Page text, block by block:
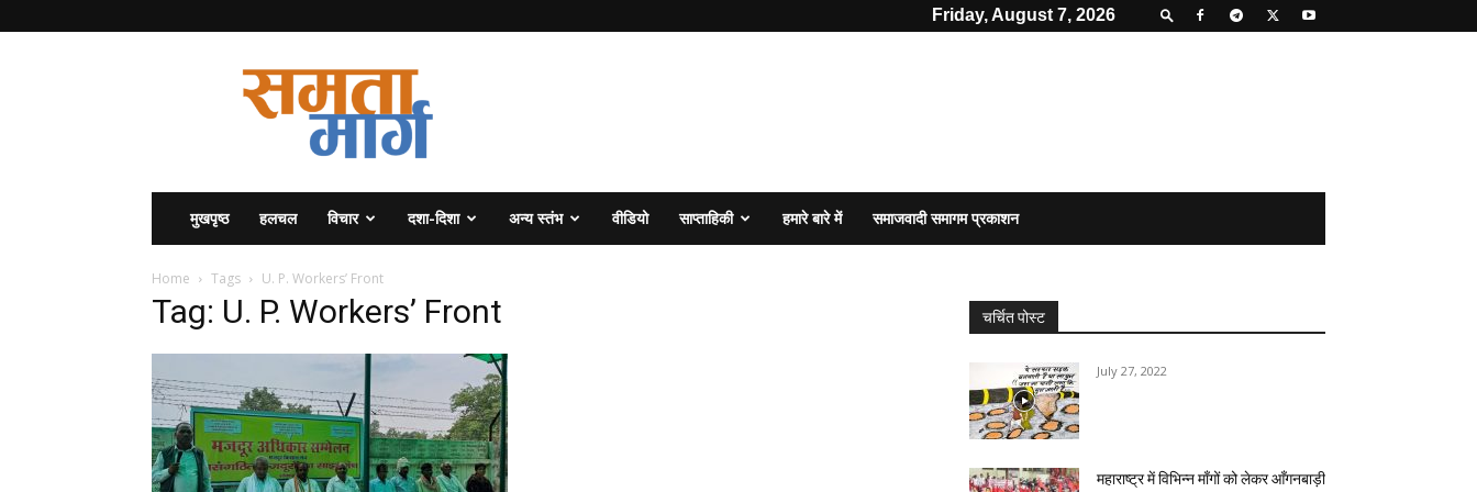
Friday, August 7, 2026
मुखपृष्ठ हलचल विचार दशा-दिशा अन्य स्तंभ वीडियो साप्ताहिकी हमारे बारे में समाजवादी समागम प्रकाशन
Home Tags U. P. Workers’ Front
Tag: U. P. Workers’ Front चर्चित पोस्ट
July 27, 2022
महाराष्ट्र में विभिन्न माँगों को लेकर आँगनबाड़ी